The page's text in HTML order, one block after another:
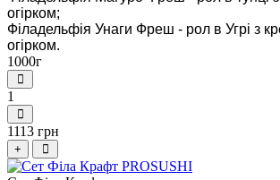
огірком;
Філадельфія Унаги Фреш - рол в Угрі з
огірком.
1000г
1
1113 грн
+